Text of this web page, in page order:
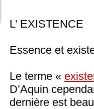
L’ EXISTENCE
Essence et
Le terme «
D’Aquin
dernière est